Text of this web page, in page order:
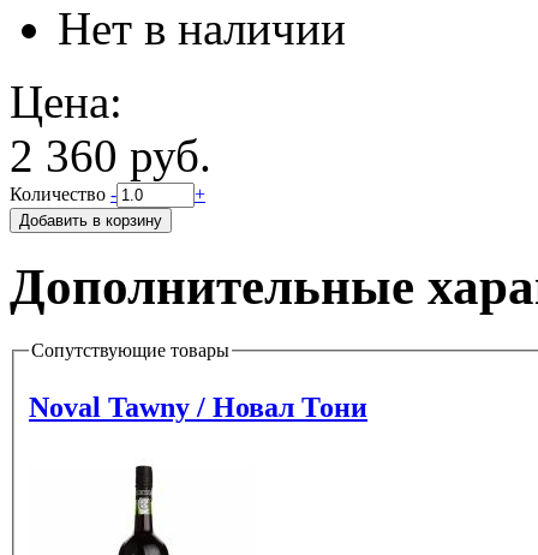
Нет в наличии
Цена:
2 360 руб.
Количество - +
Дополнительные
Сопутствующие товары
Noval Tawny / Новал Тони